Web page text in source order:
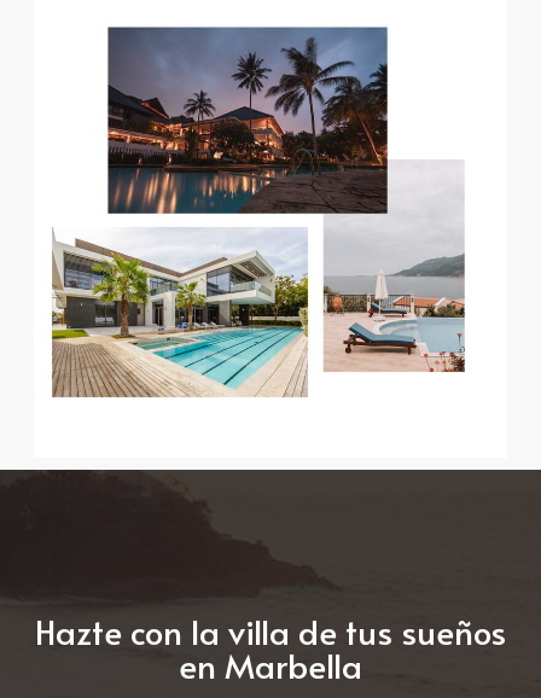
Hazte con la villa de tus sueños
en Marbella